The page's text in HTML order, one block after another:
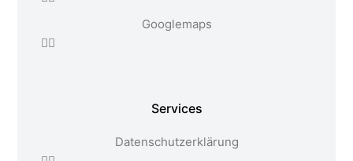
Google maps
Services
Datenschutzerklärung